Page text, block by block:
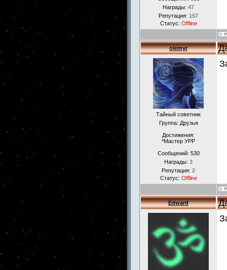
Награды: 47
Репутация: 157
Статус: Offline
olemyr
Тайный советник
Группа: Друзья
Достижения:
*Мастер УРР
Сообщений: 530
Награды: 3
Репутация: 2
Статус: Offline
Edward